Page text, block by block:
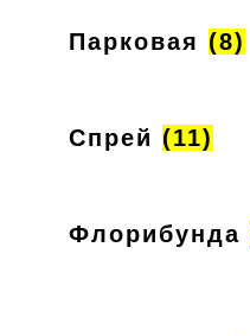
Парковая (8)
Спрей (11)
Флорибунда